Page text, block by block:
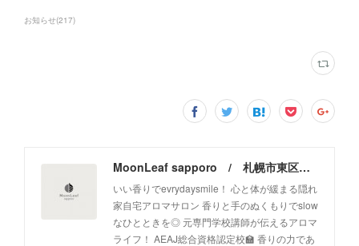
お知らせ(217)
MoonLeaf sapporo / 札幌市東区の100種類以上の香りが楽しめるアロマスクール＆トリートメントサロン
いい香りでevrydaysmile！ 心と体が緩まる隠れ
家自宅アロマサロン 香りと手のぬくもりでslow
なひとときを◎ 元専門学校講師が伝えるアロマ
ライフ！ AEAJ総合資格認定校🏫 香りの力であ